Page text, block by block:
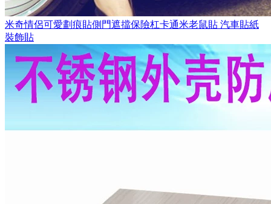
米奇情侶可愛劃痕貼側門遮擋保險杠卡通米老鼠貼 汽車貼紙
裝飾貼